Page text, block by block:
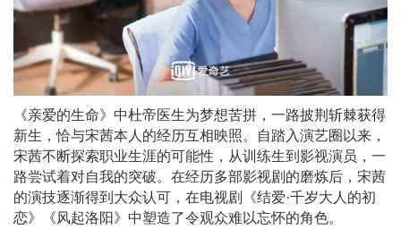
《亲爱的生命》中杜帝医生为梦想苦拼，一路披荆斩棘获得
新生，恰与宋茜本人的经历互相映照。自踏入演艺圈以来，
宋茜不断探索职业生涯的可能性，从训练生到影视演员，一
路尝试着对自我的突破。在经历多部影视剧的磨炼后，宋茜
的演技逐渐得到大众认可，在电视剧《结爱·千岁大人的初
恋》《风起洛阳》中塑造了令观众难以忘怀的角色。